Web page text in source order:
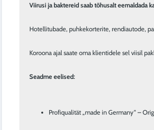
Viirusi ja baktereid saab tõhusalt eemaldada
Hotellitubade, puhkekorterite, rendiautode,
Koroona ajal saate oma klientidele sel viisil
Seadme eelised:
Profiqualität „made in Germany“ –